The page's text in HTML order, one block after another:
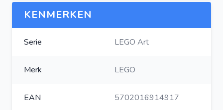
KENMERKEN
Serie LEGO Art
Merk LEGO
EAN 5702016914917